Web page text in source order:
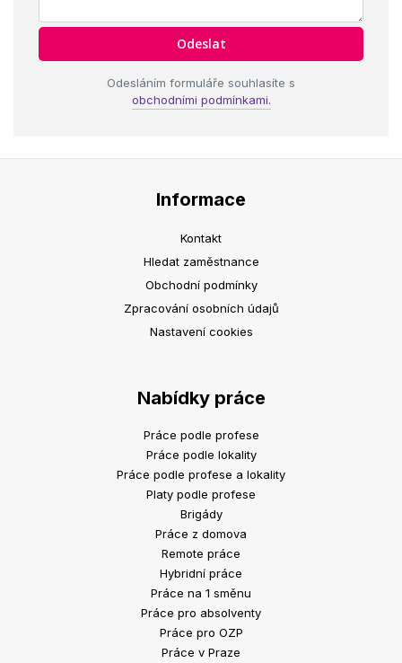
Odesláním formuláře souhlasíte s
obchodními podmínkami.
Informace
Kontakt
Hledat zaměstnance
Obchodní podmínky
Zpracování osobních údajů
Nastavení cookies
Nabídky práce
Práce podle profese
Práce podle lokality
Práce podle profese a lokality
Platy podle profese
Brigády
Práce z domova
Remote práce
Hybridní práce
Práce na 1 směnu
Práce pro absolventy
Práce pro OZP
Práce v Praze